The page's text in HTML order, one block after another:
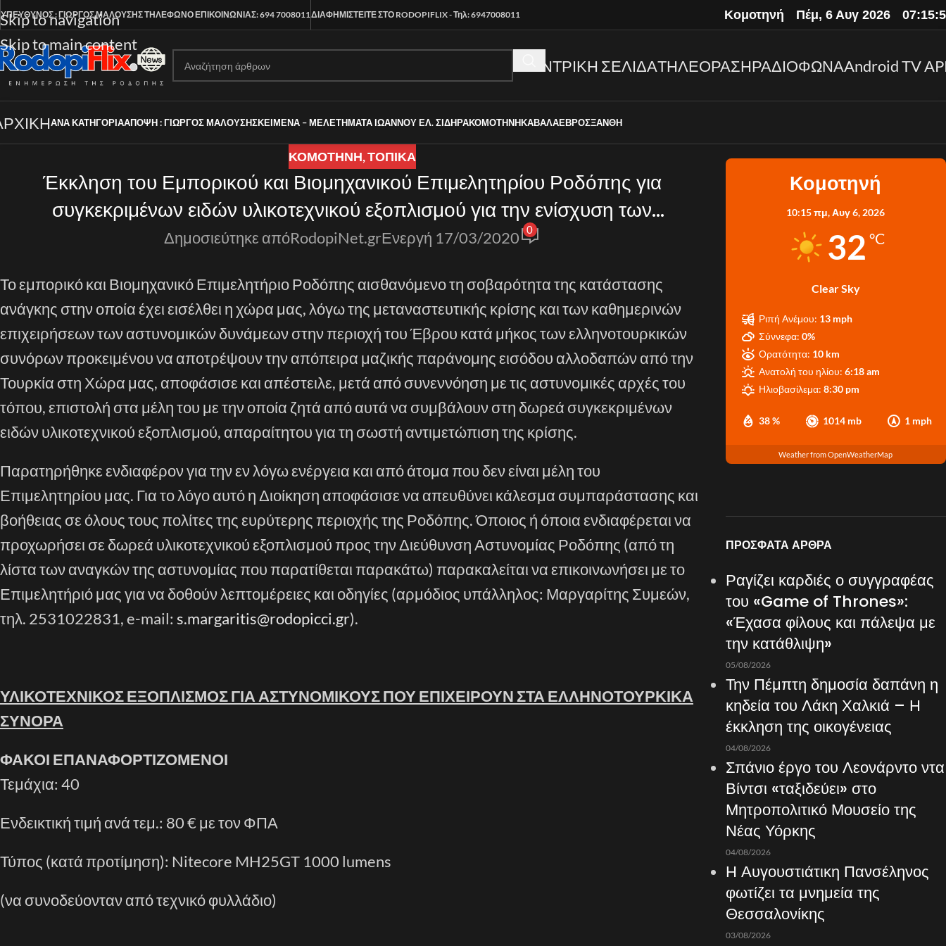
Skip to navigation
Skip to main content
ΥΠΕΥΘΥΝΟΣ : ΓΙΩΡΓΟΣ ΜΑΛΟΥΣΗΣΤΗΛΕΦΩΝΟ ΕΠΙΚΟΙΝΩΝΙΑΣ: 694 7008011ΔΙΑΦΗΜΙΣΤΕΙΤΕ ΣΤΟ RODOPIFLIX - Τηλ: 6947008011 Κομοτηνή Πέμ, 6 Αυγ 2026
ΚΕΝΤΡΙΚΗ ΣΕΛΙΔΑΤΗΛΕΟΡΑΣΗΡΑΔΙΟΦΩΝΑAndroid TV
ΑΝΑ ΚΑΤΗΓΟΡΊΑΑΠΟΨΗ : ΓΙΩΡΓΟΣ ΜΑΛΟΥΣΗΣΚΕΙΜΕΝΑ – ΜΕΛΕΤΗΜΑΤΑ ΙΩΑΝΝΟΥ ΕΛ. ΣΙΔΗΡΑΚΟΜΟΤΗΝΗΚΑΒΑΛΑΕΒΡΟΣΞΑΝΘΗ
ΚΟΜΟΤΗΝΗ,ΤΟΠΙΚΑ
Έκκληση του Εμπορικού και Βιομηχανικού Επιμελητηρίου Ροδόπης για
συγκεκριμένων ειδών υλικοτεχνικού εξοπλισμού για την ενίσχυση των
αστυνομικών δυνάμεων στην περιοχή του Έβρου
Δημοσιεύτηκε απόRodopiNet.grΕνεργή 17/03/2020 0
Το εμπορικό και Βιομηχανικό Επιμελητήριο Ροδόπης αισθανόμενο τη σοβαρότητα της κατάστασης
ανάγκης στην οποία έχει εισέλθει η χώρα μας, λόγω της μεταναστευτικής κρίσης και των καθημερινών
επιχειρήσεων των αστυνομικών δυνάμεων στην περιοχή του Έβρου κατά μήκος των ελληνοτουρκικών
συνόρων προκειμένου να αποτρέψουν την απόπειρα μαζικής παράνομης εισόδου αλλοδαπών από την
Τουρκία στη Χώρα μας, αποφάσισε και απέστειλε, μετά από συνεννόηση με τις αστυνομικές αρχές του
τόπου, επιστολή στα μέλη του με την οποία ζητά από αυτά να συμβάλουν στη δωρεά συγκεκριμένων
ειδών υλικοτεχνικού εξοπλισμού, απαραίτητου για τη σωστή αντιμετώπιση της κρίσης.
Παρατηρήθηκε ενδιαφέρον για την εν λόγω ενέργεια και από άτομα που δεν είναι μέλη του
Επιμελητηρίου μας. Για το λόγο αυτό η Διοίκηση αποφάσισε να απευθύνει κάλεσμα συμπαράστασης και
βοήθειας σε όλους τους πολίτες της ευρύτερης περιοχής της Ροδόπης. Όποιος ή όποια ενδιαφέρεται να
προχωρήσει σε δωρεά υλικοτεχνικού εξοπλισμού προς την Διεύθυνση Αστυνομίας Ροδόπης (από τη
λίστα των αναγκών της αστυνομίας που παρατίθεται παρακάτω) παρακαλείται να επικοινωνήσει με το
Επιμελητήριό μας για να δοθούν λεπτομέρειες και οδηγίες (αρμόδιος υπάλληλος: Μαργαρίτης Συμεών,
τηλ. 2531022831, e-mail: s.margaritis@rodopicci.gr).
ΥΛΙΚΟΤΕΧΝΙΚΟΣ ΕΞΟΠΛΙΣΜΟΣ ΓΙΑ ΑΣΤΥΝΟΜΙΚΟΥΣ ΠΟΥ ΕΠΙΧΕΙΡΟΥΝ ΣΤΑ ΕΛΛΗΝΟΤΟΥΡΚΙΚΑ
ΣΥΝΟΡΑ
ΦΑΚΟΙ ΕΠΑΝΑΦΟΡΤΙΖΟΜΕΝΟΙ
Τεμάχια: 40
Ενδεικτική τιμή ανά τεμ.: 80 € με τον ΦΠΑ
Τύπος (κατά προτίμηση): Nitecore MH25GT 1000 lumens
(να συνοδεύονταν από τεχνικό φυλλάδιο)
Κομοτηνή
10:15 πμ,Αυγ 6, 2026
32 °C
Clear Sky
38 % 1014 mb 1 mph
Ριπή Ανέμου: 13 mph
Σύννεφα: 0%
Ορατότητα: 10 km
Ανατολή του ηλίου: 6:18 am
Ηλιοβασίλεμα: 8:30 pm
Weather from OpenWeatherMap
ΠΡΌΣΦΑΤΑ ΆΡΘΡΑ
Ραγίζει καρδιές ο συγγραφέας
του «Game of Thrones»:
«Έχασα φίλους και πάλεψα με
την κατάθλιψη»
05/08/2026
Την Πέμπτη δημοσία δαπάνη η
κηδεία του Λάκη Χαλκιά – Η
έκκληση της οικογένειας
04/08/2026
Σπάνιο έργο του Λεονάρντο ντα
Βίντσι «ταξιδεύει» στο
Μητροπολιτικό Μουσείο της
Νέας Υόρκης
04/08/2026
Η Αυγουστιάτικη Πανσέληνος
φωτίζει τα μνημεία της
Θεσσαλονίκης
03/08/2026